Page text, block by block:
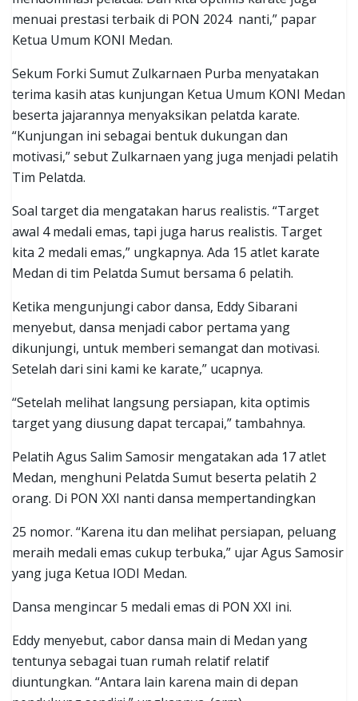
menuai prestasi terbaik di PON 2024 nanti,” papar
Ketua Umum KONI Medan.
Sekum Forki Sumut Zulkarnaen Purba menyatakan
terima kasih atas kunjungan Ketua Umum KONI Medan
beserta jajarannya menyaksikan pelatda karate.
“Kunjungan ini sebagai bentuk dukungan dan
motivasi,” sebut Zulkarnaen yang juga menjadi pelatih
Tim Pelatda.
Soal target dia mengatakan harus realistis. “Target
awal 4 medali emas, tapi juga harus realistis. Target
kita 2 medali emas,” ungkapnya. Ada 15 atlet karate
Medan di tim Pelatda Sumut bersama 6 pelatih.
Ketika mengunjungi cabor dansa, Eddy Sibarani
menyebut, dansa menjadi cabor pertama yang
dikunjungi, untuk memberi semangat dan motivasi.
Setelah dari sini kami ke karate,” ucapnya.
“Setelah melihat langsung persiapan, kita optimis
target yang diusung dapat tercapai,” tambahnya.
Pelatih Agus Salim Samosir mengatakan ada 17 atlet
Medan, menghuni Pelatda Sumut beserta pelatih 2
orang. Di PON XXI nanti dansa mempertandingkan
25 nomor. “Karena itu dan melihat persiapan, peluang
meraih medali emas cukup terbuka,” ujar Agus Samosir
yang juga Ketua IODI Medan.
Dansa mengincar 5 medali emas di PON XXI ini.
Eddy menyebut, cabor dansa main di Medan yang
tentunya sebagai tuan rumah relatif relatif
diuntungkan. “Antara lain karena main di depan